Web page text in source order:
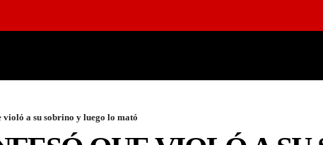
violó a su sobrino y luego lo mató